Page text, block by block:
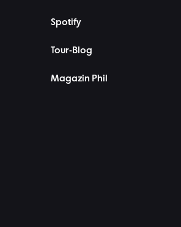
Spotify
Tour-Blog
Magazin Phil